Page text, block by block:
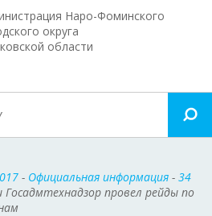
Наро-Фоминского
округа
области
- Официальная информация - 34
провел рейды по